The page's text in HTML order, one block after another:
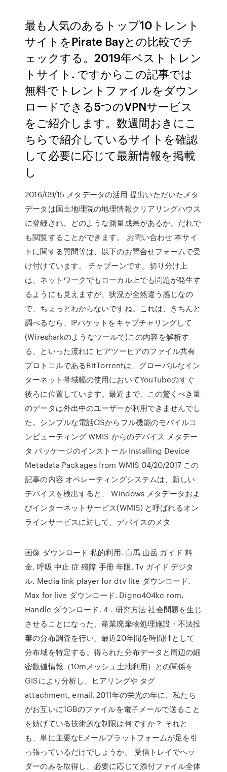
最も人気のあるトップ10トレント
サイトをPirate Bayとの比較でチ
ェックする。2019年ベストトレン
トサイト. ですからこの記事では
無料でトレントファイルをダウン
ロードできる5つのVPNサービス
をご紹介します。数週間おきにこ
ちらで紹介しているサイトを確認
して必要に応じて最新情報を掲載
し
2016/09/15 メタデータの活用 提出いただいたメタ
データは国土地理院の地理情報クリアリングハウス
に登録され、どのような測量成果があるか、だれで
も閲覧することができます。 お問い合わせ 本サイ
トに関する質問等は、以下のお問合せフォームで受
け付けています。 チャブーンです。切り分け上
は、ネットワークでもローカル上でも問題が発生す
るようにも見えますが、状況が全然違う感じなの
で、ちょっとわからないですね。これは、きちんと
調べるなら、IPパケットをキャプチャリングして
(Wiresharkのようなツールで)この内容を解析す
る、といった流れに ピアツーピアのファイル共有
プロトコルであるBitTorrentは、グローバルなイン
ターネット帯域幅の使用においてYouTubeのすぐ
後ろに位置しています。最近まで、この驚くべき量
のデータは外出中のユーザーが利用できませんでし
た。シンプルな電話OSからフル機能のモバイルコ
ンピューティング WMIS からのデバイス メタデー
タ パッケージのインストール Installing Device
Metadata Packages from WMIS 04/20/2017 この
記事の内容 オペレーティングシステムは、新しい
デバイスを検出すると、 Windows メタデータおよ
びインターネットサービス(WMIS) と呼ばれるオン
ラインサービスに対して、デバイスのメタ
画像 ダウンロード 私的利用. 白馬 山岳 ガイド 料
金. 呼吸 中止 症 殘障 手冊 年限. Tv ガイド デジタ
ル. Media link player for dtv lite ダウンロード.
Max for live ダウンロード. Digno404kc rom.
Handle ダウンロード. 4．研究方法 社会問題を生じ
させることになった、産業廃棄物処理施設・不法投
棄の分布調査を行い、最近20年間を時間軸として
分布域を特定する。得られた分布データと周辺の細
密数値情報（10mメッシュ土地利用）との関係を
GISにより分析し、ヒアリングや タグ
attachment, email. 2011年の栄光の年に、私たち
がお互いに1GBのファイルを電子メールで送ること
を妨げている技術的な制限は何ですか？ それと
も、単に主要なEメールプラットフォームが足を引
っ張っているだけでしょうか。 受信トレイでヘッ
ダーのみを取得し、必要に応じて添付ファイル全体